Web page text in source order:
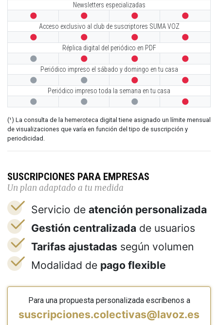
Newsletters especializadas
   
Acceso exclusivo al club de suscriptores SUMA VOZ
   
Réplica digital del periódico en PDF
   
Periódico impreso el sábado y domingo en tu casa
   
Periódico impreso toda la semana en tu casa
   
(¹) La consulta de la hemeroteca digital tiene asignado un límite mensual
de visualizaciones que varía en función del tipo de suscripción y
periodicidad.
SUSCRIPCIONES PARA EMPRESAS
Un plan adaptado a tu medida
Servicio de atención personalizada
Gestión centralizada de usuarios
Tarifas ajustadas según volumen
Modalidad de pago flexible
Para una propuesta personalizada escríbenos a
suscripciones.colectivas@lavoz.es